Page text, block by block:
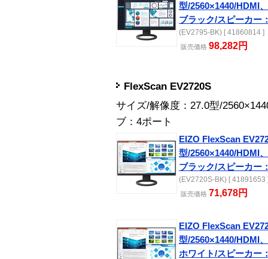
型/2560×1440/HDMI
ブラック/スピーカー
(EV2795-BK) [ 41860814 ]
販売価格 98,282円
FlexScan EV2720S
サイズ/解像度：27.0型/
ブ：4ポート
EIZO FlexScan
型/2560×1440/HDMI
ブラック/スピーカー
(EV2720S-BK) [ 41891653
販売価格 71,678円
EIZO FlexScan
型/2560×1440/HDMI
ホワイト/スピーカー